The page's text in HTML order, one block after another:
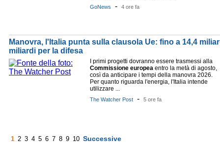
GoNews - 4 ore fa
Manovra, l'Italia punta sulla clausola Ue: fino a 14,4
miliardi per la difesa
I primi progetti dovranno essere trasmessi alla
Commissione europea entro la metà di agosto,
così da anticipare i tempi della manovra 2026.
Per quanto riguarda l'energia, l'Italia intende
utilizzare ...
The Watcher Post - 5 ore fa
1 2 3 4 5 6 7 8 9 10 Successive